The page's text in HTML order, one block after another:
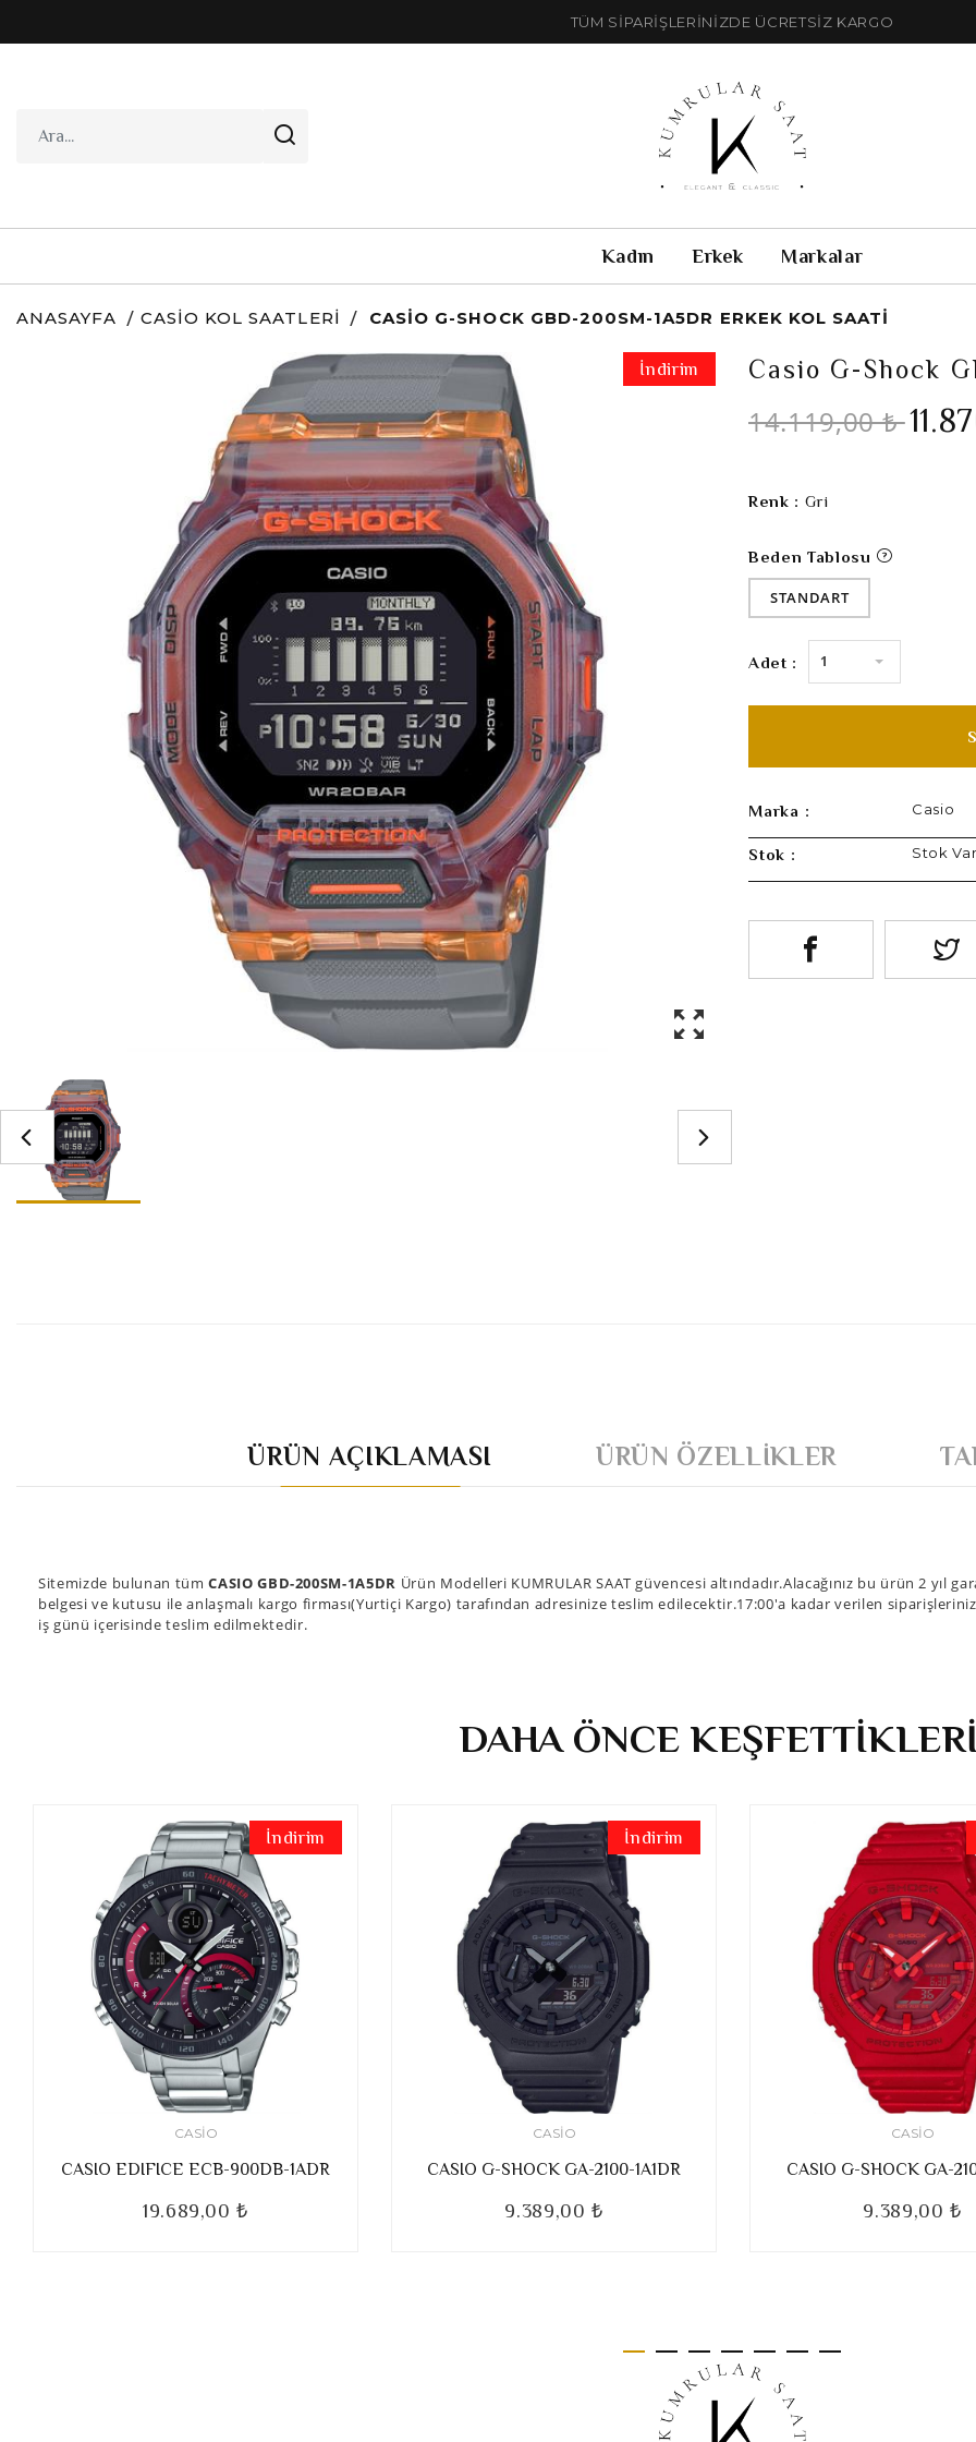
TÜM SİPARİŞLERİNİZDE ÜCRETSİZ KARGO
Kadın Erkek Markalar
ANASAYFA CASIO KOL SAATLERI CASIO G-SHOCK GBD-200SM-1A5DR ERKEK KOL SAATI
İndirim Casio G-Shock
14.119,00 ₺
Renk : Gri
Beden Tablosu
STANDART
Adet : 1
Marka : Casio
Stok : Stok Var
ÜRÜN AÇIKLAMASI ÜRÜN ÖZELLIKLER
Sitemizde bulunan tümCASIO GBD-200SM-1A5DR Ürün Modelleri KUMRULAR SAAT güvencesi altındadır.Alacağınız bu ürün 2 yıl
belgesi ve kutusu ile anlaşmalı kargo firması(Yurtiçi Kargo) tarafından adresinize teslim edilecektir.17:00'a kadar verilen
iş günü içerisinde teslim edilmektedir.
DAHA ÖNCE
İndirim
CASIO
CASIO EDIFICE ECB-900DB-1ADR
19.689,00 ₺
İndirim
CASIO
CASIO G-SHOCK GA-2100-1A1DR
9.389,00 ₺
CASIO
CASIO G-SHOCK GA-
9.389,00 ₺